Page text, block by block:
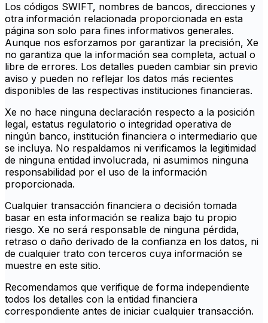
Los códigos SWIFT, nombres de bancos, direcciones y
otra información relacionada proporcionada en esta
página son solo para fines informativos generales.
Aunque nos esforzamos por garantizar la precisión, Xe
no garantiza que la información sea completa, actual o
libre de errores. Los detalles pueden cambiar sin previo
aviso y pueden no reflejar los datos más recientes
disponibles de las respectivas instituciones financieras.
Xe no hace ninguna declaración respecto a la posición
legal, estatus regulatorio o integridad operativa de
ningún banco, institución financiera o intermediario que
se incluya. No respaldamos ni verificamos la legitimidad
de ninguna entidad involucrada, ni asumimos ninguna
responsabilidad por el uso de la información
proporcionada.
Cualquier transacción financiera o decisión tomada
basar en esta información se realiza bajo tu propio
riesgo. Xe no será responsable de ninguna pérdida,
retraso o daño derivado de la confianza en los datos, ni
de cualquier trato con terceros cuya información se
muestre en este sitio.
Recomendamos que verifique de forma independiente
todos los detalles con la entidad financiera
correspondiente antes de iniciar cualquier transacción.